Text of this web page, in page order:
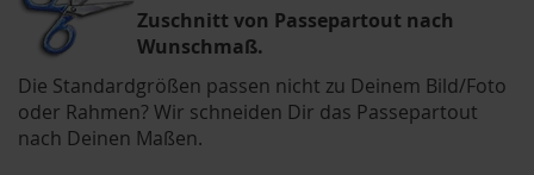
Zuschnitt von Passepartout nach
Wunschmaß.
Die Standardgrößen passen nicht zu Deinem Bild/Foto
oder Rahmen? Wir schneiden Dir das Passepartout
nach Deinen Maßen.